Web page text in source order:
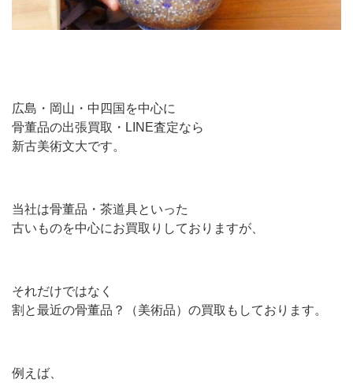
広島・岡山・中四国を中心に
骨董品の出張買取・LINE査定なら
新古美術文大です。
当社は骨董品・茶道具といった
古いものを中心にお買取りしておりますが、
それだけではなく
割と最近の骨董品？（美術品）の買取もしております。
例えば、